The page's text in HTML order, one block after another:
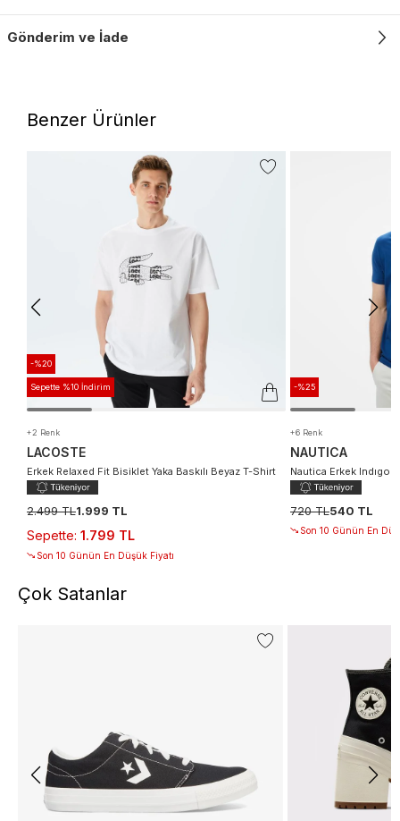
Gönderim ve İade
Benzer Ürünler
-%20
Sepette %10 İndirim
+2 Renk
LACOSTE
Erkek Relaxed Fit Bisiklet Yaka Baskılı Beyaz T-Shirt
2.499 TL1.999 TL
Sepette: 1.799 TL
Son 10 Günün En Düşük Fiyatı
-%25
+6 Renk
NAUTICA
Nautica Erkek Indıgo
720 TL540 TL
Son 10 Günün En
Çok Satanlar